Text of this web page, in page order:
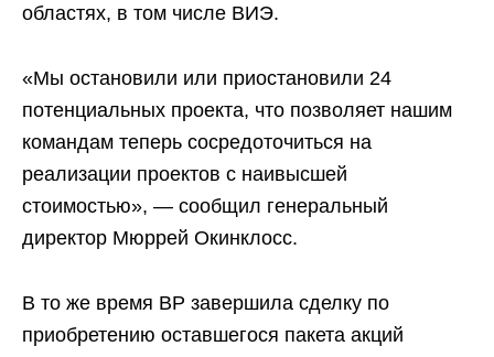
областях, в том числе ВИЭ.
«Мы остановили или приостановили 24
потенциальных проекта, что позволяет нашим
командам теперь сосредоточиться на
реализации проектов с наивысшей
стоимостью», — сообщил генеральный
директор Мюррей Окинклосс.
В то же время BP завершила сделку по
приобретению оставшегося пакета акций